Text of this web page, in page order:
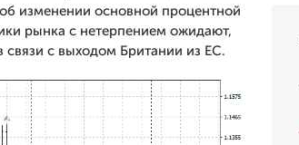
изменении основной процентной
рынка с нетерпением ожидают,
с выходом Британии из ЕС.